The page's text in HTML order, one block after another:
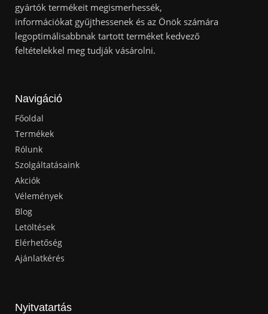
gyártók termékeit megismerhessék,
információkat gyűjthessenek és az Önök számára
legoptimálisabbnak tartott terméket kedvező
feltételekkel meg tudják vásárolni.
Navigáció
Főoldal
Termékek
Rólunk
Szolgáltatásaink
Akciók
Vélemények
Blog
Letöltések
Elérhetőség
Ajánlatkérés
Nyitvatartás